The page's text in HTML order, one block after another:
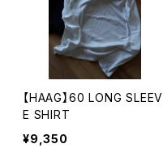
【HAAG】60 LONG SLEEV
E SHIRT
¥9,350